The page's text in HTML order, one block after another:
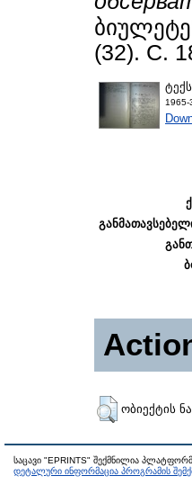
(32). С.
1965-
ობიექტის
საცავი "EPRINTS" შექმნილია
დეტალური ინფორმაცია პროგრამის